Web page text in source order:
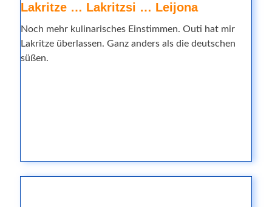
Lakritze … Lakritzsi … Leijona
Noch mehr kulinarisches Einstimmen. Outi hat mir
Lakritze überlassen. Ganz anders als die deutschen
süßen.